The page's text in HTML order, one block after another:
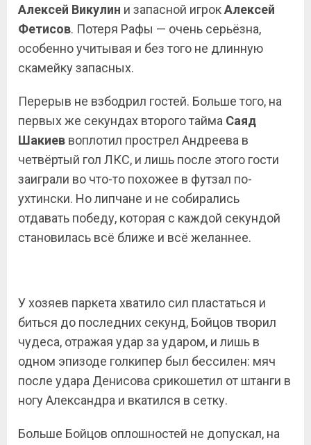
Алексей Викулин и запасной игрокАлексей
Фетисов. Потеря Рафы — очень серьёзна,
особенно учитывая и без того не длинную
скамейку запасных.
Перерыв не взбодрил гостей. Больше того, на
первых же секундах второго тайма Саяд
Шакиев воплотил прострел Андреева в
четвёртый гол ЛКС, и лишь после этого гости
заиграли во что-то похожее в футзал по-
ухтински. Но липчане и не собирались
отдавать победу, которая с каждой секундой
становилась всё ближе и всё желаннее.
У хозяев паркета хватило сил пластаться и
биться до последних секунд, Бойцов творил
чудеса, отражая удар за ударом, и лишь в
одном эпизоде голкипер был бессилен: мяч
после удара Денисова срикошетил от штанги в
ногу Александра и вкатился в сетку.
Больше Бойцов оплошностей не допускал, на